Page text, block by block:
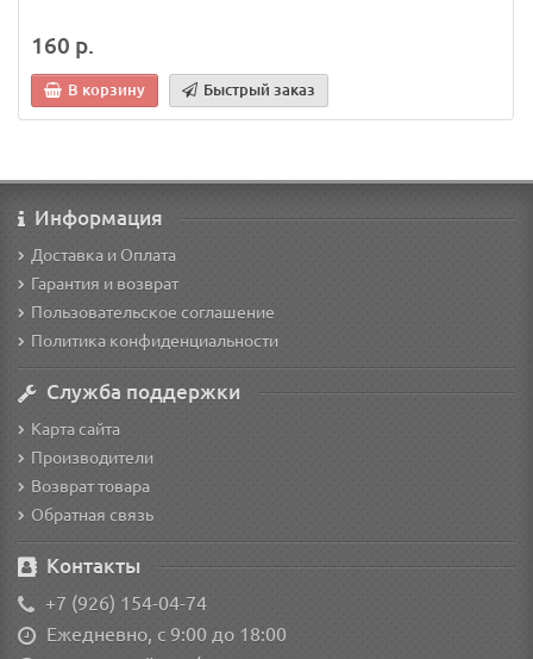
160 р.
В корзину Быстрый заказ
Информация
Доставка и Оплата
Гарантия и возврат
Пользовательское соглашение
Политика конфиденциальности
Служба поддержки
Карта сайта
Производители
Возврат товара
Обратная связь
Контакты
+7 (926) 154-04-74
Ежедневно, с 9:00 до 18:00